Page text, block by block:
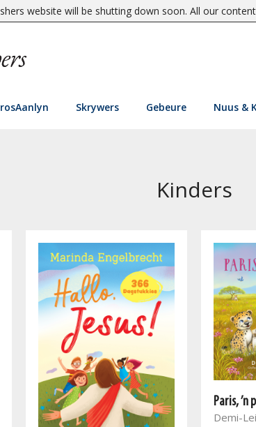
website will be shutting down soon. All our
Skrywers Gebeure Nuus &
Kinders
Paris, ’n
Demi-